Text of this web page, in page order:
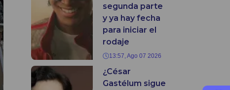
segunda parte
y ya hay fecha
para iniciar el
rodaje
13:57, Ago 07 2026
¿César
Gastélum sigue